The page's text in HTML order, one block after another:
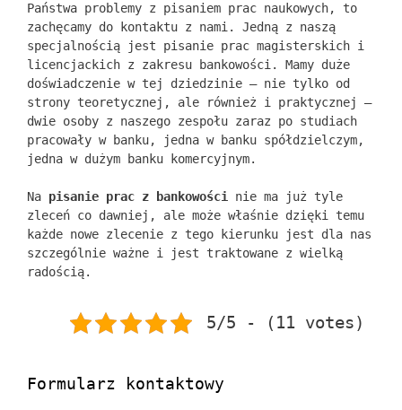
Państwa problemy z pisaniem prac naukowych, to
zachęcamy do kontaktu z nami. Jedną z naszą
specjalnością jest pisanie prac magisterskich i
licencjackich z zakresu bankowości. Mamy duże
doświadczenie w tej dziedzinie – nie tylko od
strony teoretycznej, ale również i praktycznej –
dwie osoby z naszego zespołu zaraz po studiach
pracowały w banku, jedna w banku spółdzielczym,
jedna w dużym banku komercyjnym.
Na pisanie prac z bankowości
nie ma już tyle
zleceń co dawniej, ale może właśnie dzięki temu
każde nowe zlecenie z tego kierunku jest dla nas
szczególnie ważne i jest traktowane z wielką
radością.
5/5 - (11 votes)
Formularz kontaktowy